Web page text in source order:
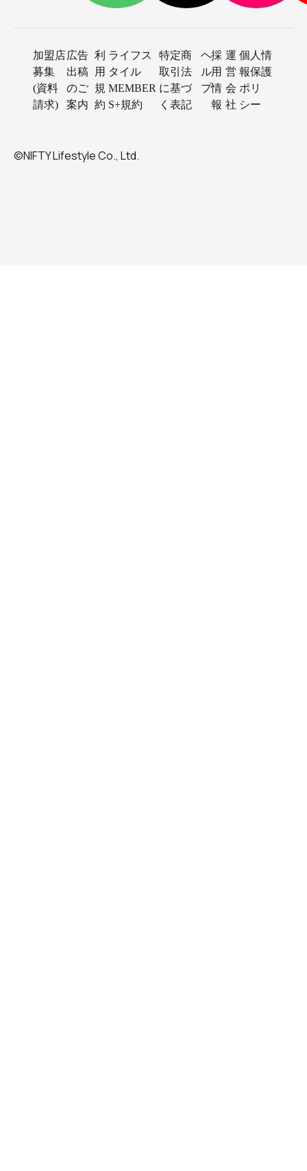
加盟店
募集
(資料
請求)
広告
出稿
のご
案内
利
用
規
約
ライフス
タイル
MEMBER
S+規約
特定商
取引法
に基づ
く表記
ヘ
ル
プ
採
用
情
報
運
営
会
社
個人情
報保護
ポリ
シー
©NIFTY Lifestyle Co., Ltd.